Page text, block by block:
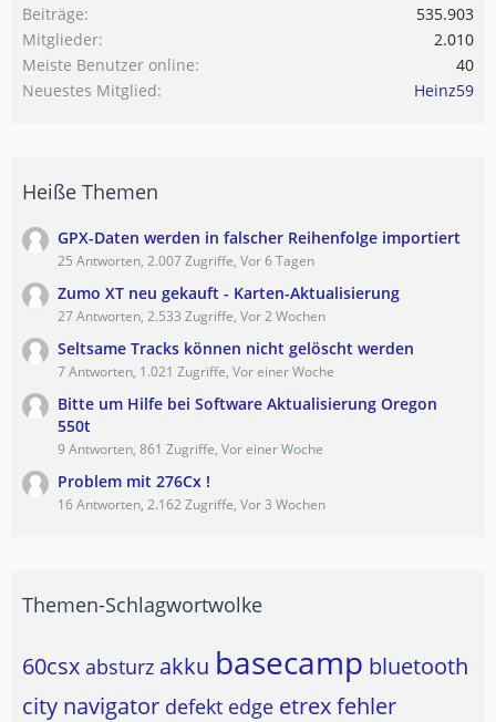
Beiträge
535.903
Mitglieder
2.010
Meiste Benutzer online
40
Neuestes Mitglied
Heinz59
Heiße Themen
GPX-Daten werden in falscher Reihenfolge importiert
25 Antworten, 2.007 Zugriffe, Vor 6 Tagen
Zumo XT neu gekauft - Karten-Aktualisierung
27 Antworten, 2.533 Zugriffe, Vor 2 Wochen
Seltsame Tracks können nicht gelöscht werden
7 Antworten, 1.021 Zugriffe, Vor einer Woche
Bitte um Hilfe bei Software Aktualisierung Oregon
550t
9 Antworten, 861 Zugriffe, Vor einer Woche
Problem mit 276Cx !
16 Antworten, 2.162 Zugriffe, Vor 3 Wochen
Themen-Schlagwortwolke
60csx absturz akku basecamp bluetooth
city navigator defekt edge etrexfehler